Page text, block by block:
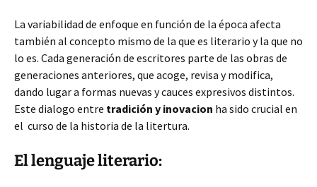
La variabilidad de enfoque en función de la época afecta
también al concepto mismo de la que es literario y la que no
lo es. Cada generación de escritores parte de las obras de
generaciones anteriores, que acoge, revisa y modifica,
dando lugar a formas nuevas y cauces expresivos distintos.
Este dialogo entre tradición y inovacion ha sido crucial en
el curso de la historia de la litertura.
El lenguaje literario: